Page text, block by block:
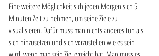
Eine weitere Möglichkeit sich jeden Morgen sich 5
Minuten Zeit zu nehmen, um seine Ziele zu
visualisieren. Dafür muss man nichts anderes tun als
sich hinzusetzen und sich vorzustellen wie es sein